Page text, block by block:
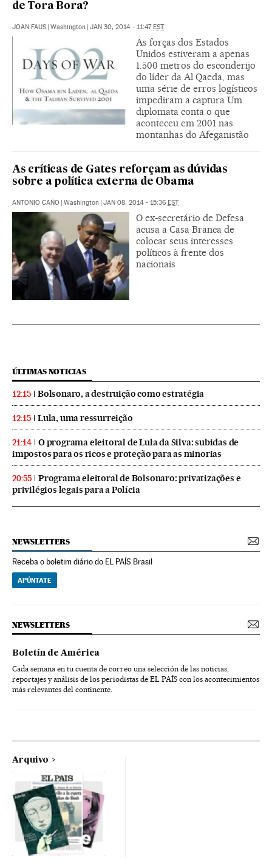
de Tora Bora?
JOAN FAUS | Washington | JAN 30, 2014 - 11:47EST
As forças dos Estados
Unidos estiveram a apenas
1.500 metros do esconderijo
do líder da Al Qaeda, mas
uma série de erros logísticos
impediram a captura Um
diplomata conta o que
aconteceu em 2001 nas
montanhas do Afeganistão
As críticas de Gates reforçam as dúvidas
sobre a política externa de Obama
ANTONIO CAÑO | Washington | JAN 08, 2014 - 15:36 EST
O ex-secretário de Defesa
acusa a Casa Branca de
colocar seus interesses
políticos à frente dos
nacionais
ÚLTIMAS NOTICIAS
12:15 Bolsonaro, a destruição como estratégia
12:15 Lula, uma ressurreição
21:14
O programa eleitoral de Lula da Silva: subidas de
impostos para os ricos e proteção para as minorias
20:55
Programa eleitoral de Bolsonaro: privatizações e
privilégios legais para a Polícia
NEWSLETTERS
Receba o boletim diário do EL PAÍS Brasil
APÚNTATE
NEWSLETTERS
Boletín de América
Cada semana en tu cuenta de correo una selección de las noticias,
reportajes y análisis de los periodistas de EL PAÍS con los acontecimientos
más relevantes del continente.
Arquivo